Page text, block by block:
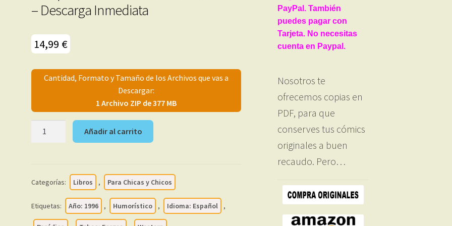
– Descarga Inmediata
14,99 €
Cantidad, Formato y Tamaño de los Archivos que vas a
Descargar:
1 Archivo ZIP de 377 MB
Romeu,
Calpurnio
Añadir al carrito
Categorías: Libros , Para Chicas y Chicos
Etiquetas: Año: 1996 , Humorístico , Idioma: Español ,
PayPal. También
puedes pagar con
Tarjeta. No necesitas
cuenta en Paypal.
Nosotros te
ofrecemos copias en
PDF, para que
conserves tus cómics
originales a buen
recaudo. Pero…